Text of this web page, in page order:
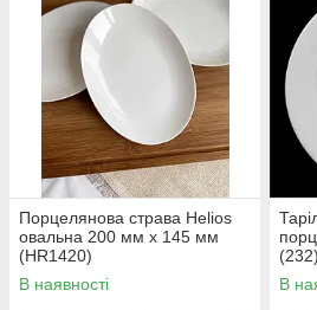
Порцелянова страва Helios
овальна 200 мм х 145 мм
(HR1420)
В наявності
(232)
В